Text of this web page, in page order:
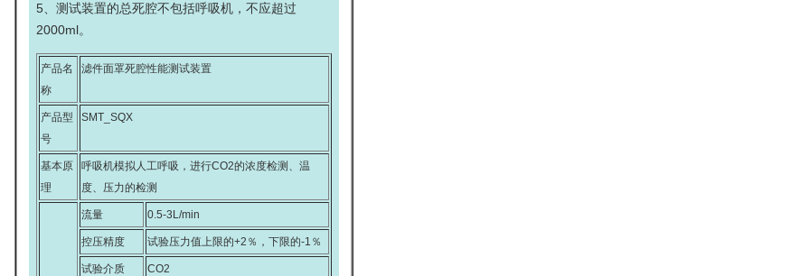
5、测试装置的总死腔不包括呼吸机，不应超过
2000ml。
产品名
称
滤件面罩死腔性能测试装置
产品型
号
SMT_SQX
基本原
理
呼吸机模拟人工呼吸，进行CO2的浓度检测、温
度、压力的检测
流量 0.5-3L/min
控压精度 试验压力值上限的+2％，下限的-1％
试验介质 CO2